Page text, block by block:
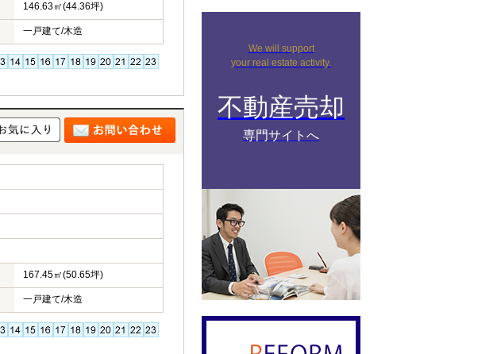
146.63㎡(44.36坪)
一戸建て/木造
167.45㎡(50.65坪)
一戸建て/木造
We will support
your real estate activity.
不動産売却
専門サイトへ